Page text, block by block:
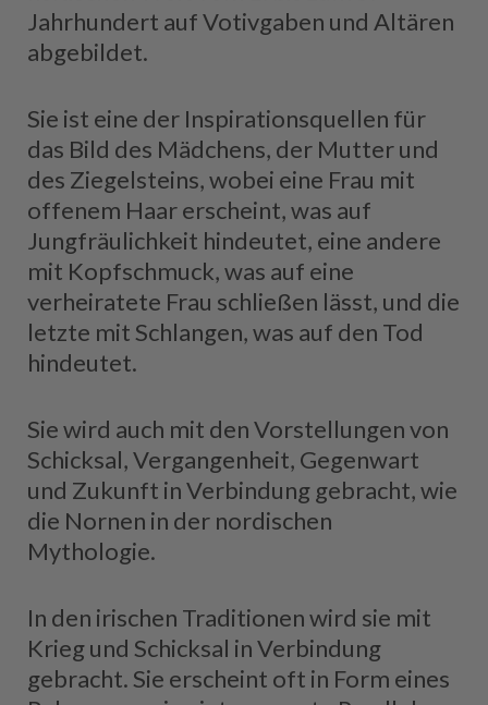
Jahrhundert auf Votivgaben und Altären
abgebildet.
Sie ist eine der Inspirationsquellen für
das Bild des Mädchens, der Mutter und
des Ziegelsteins, wobei eine Frau mit
offenem Haar erscheint, was auf
Jungfräulichkeit hindeutet, eine andere
mit Kopfschmuck, was auf eine
verheiratete Frau schließen lässt, und die
letzte mit Schlangen, was auf den Tod
hindeutet.
Sie wird auch mit den Vorstellungen von
Schicksal, Vergangenheit, Gegenwart
und Zukunft in Verbindung gebracht, wie
die Nornen in der nordischen
Mythologie.
In den irischen Traditionen wird sie mit
Krieg und Schicksal in Verbindung
gebracht. Sie erscheint oft in Form eines